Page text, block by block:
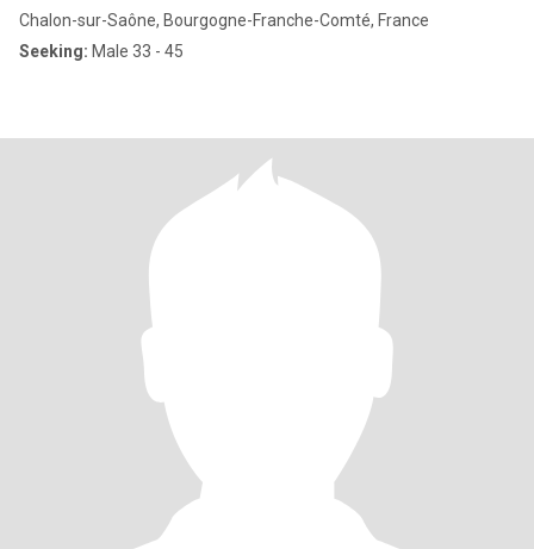
Chalon-sur-Saône, Bourgogne-Franche-Comté, France
Seeking: Male 33 - 45